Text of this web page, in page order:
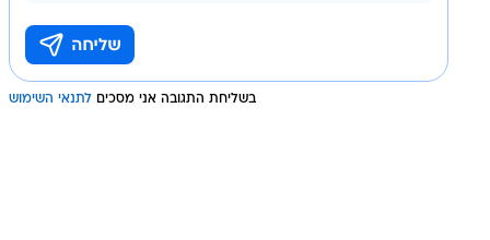
בשליחת התגובה אני מסכים לתנאי השימוש